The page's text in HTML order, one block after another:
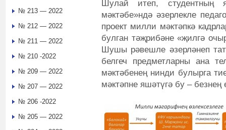
Шулай итеп, студентның
мәктәбе»ндә әзерлекле
проект милли мәктәпкә
булган тәҗрибәне «җилгә
Шушы рәвешле әзерләнеп
белгеч предметларны ана
мәктәбенең нинди булырга
мәктәпне яшәтүгә бу –
№ 213 — 2022
№ 212 — 2022
№ 211 — 2022
№ 210 -2022
№ 209 — 2022
№ 207 — 2022
№ 206 -2022
№ 205 — 2022